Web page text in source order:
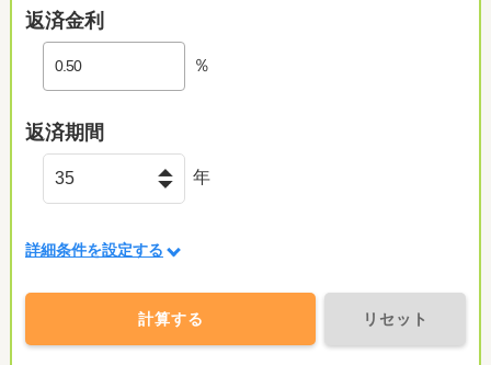
返済金利
％
返済期間
年
詳細条件を設定する
計算する リセット